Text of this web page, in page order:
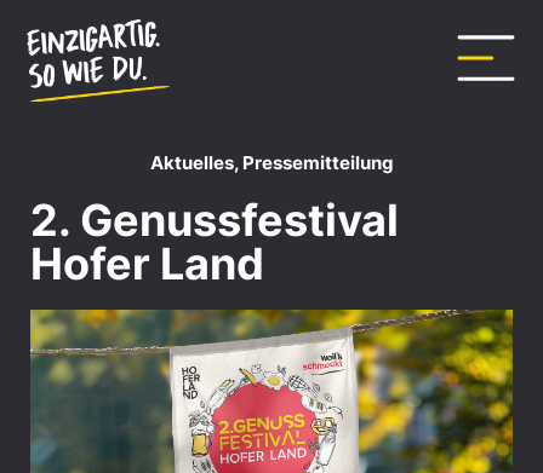
Aktuelles, Pressemitteilung
2. Genussfestival
Hofer Land